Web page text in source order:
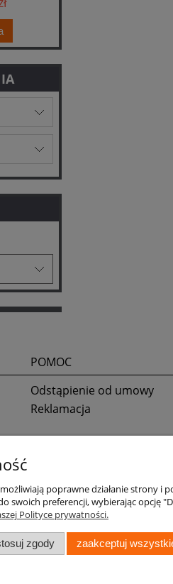
POMOC
Odstąpienie od umowy
Reklamacja
poprawne działanie strony
swoich preferencji, wybierając opcję
Polityce prywatności.
zgody zaakceptuj